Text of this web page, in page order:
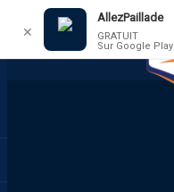
✕
AllezPaillade
GRATUIT
Sur Google Play